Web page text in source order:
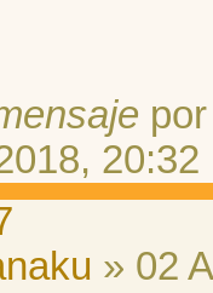
20:32
» 02